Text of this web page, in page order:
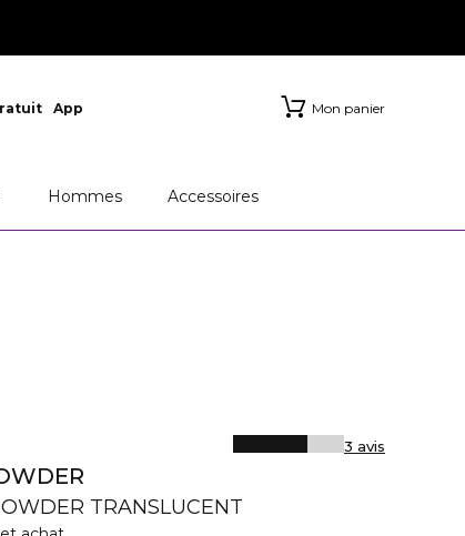
App Mon panier
Hommes Accessoires
TRANSLUCENT
3 avis